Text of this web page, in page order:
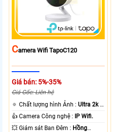
CAmera Wifi TapoC120
Giá bán: 5%-35%
Giá Gốc: Liên hệ
🔅 Chất lượng hình Ảnh :Ultra 2k +
.
👍 Camera Công nghệ :
IP Wifi.
💥 Giám sát Ban Đêm : Hồng